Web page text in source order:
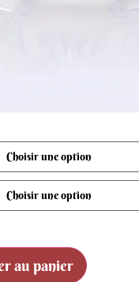
au panier